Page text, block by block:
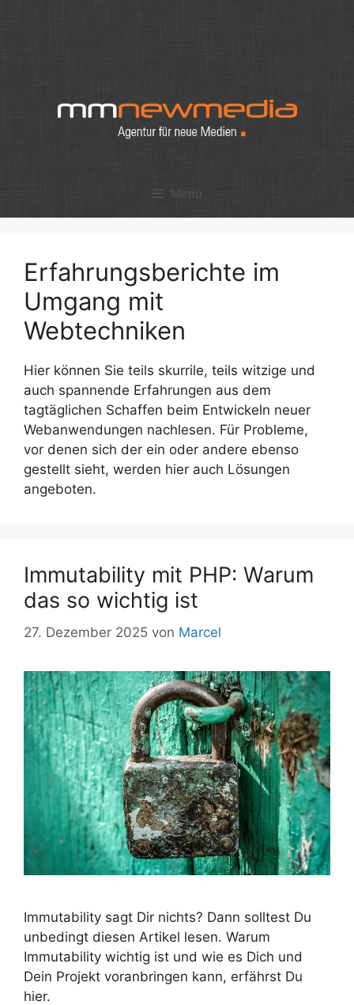
Menü
Erfahrungsberichte im
Umgang mit
Webtechniken
Hier können Sie teils skurrile, teils witzige und
auch spannende Erfahrungen aus dem
tagtäglichen Schaffen beim Entwickeln neuer
Webanwendungen nachlesen. Für Probleme,
vor denen sich der ein oder andere ebenso
gestellt sieht, werden hier auch Lösungen
angeboten.
Immutability mit PHP: Warum
das so wichtig ist
27. Dezember 2025 von Marcel
Immutability sagt Dir nichts? Dann solltest Du
unbedingt diesen Artikel lesen. Warum
Immutability wichtig ist und wie es Dich und
Dein Projekt voranbringen kann, erfährst Du
hier.